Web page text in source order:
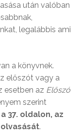
után valóban
legalábbis ami
a könyvnek.
előszót vagy a
esetben az Előszó
szerint
37. oldalon, az
.